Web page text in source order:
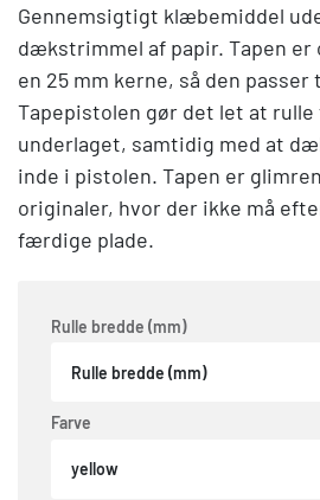
Gennemsigtigt klæbemiddel
dækstrimmel af papir. Tapen er
en 25 mm kerne, så den passer
Tapepistolen gør det let at rulle
underlaget, samtidig med at
inde i pistolen. Tapen er
originaler, hvor der ikke må
færdige plade.
Rulle bredde (mm)
Rulle bredde (mm)
Farve
yellow